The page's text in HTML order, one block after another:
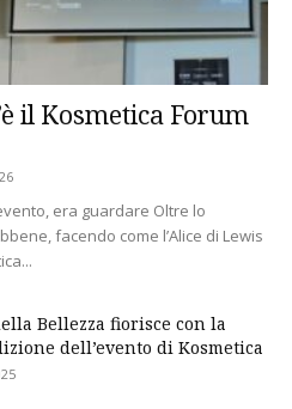
il Kosmetica Forum
era guardare Oltre lo
facendo come l’Alice di Lewis
Bellezza fiorisce con la
dell’evento di Kosmetica